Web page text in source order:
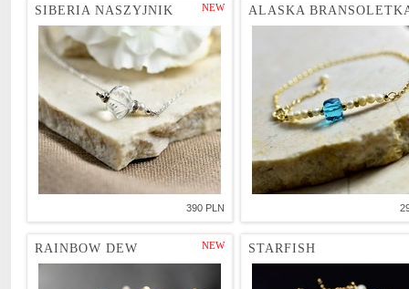
SIBERIA NASZYJNIK NEW
390 PLN
ALASKA
RAINBOW DEW NEW STARFISH